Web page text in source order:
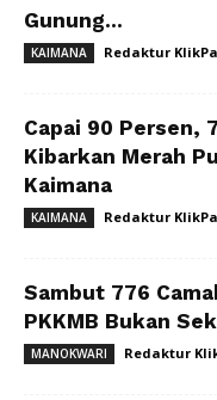
Gunung...
KAIMANA Redaktur
Capai 90 Persen,
Kibarkan Merah
Kaimana
KAIMANA Redaktur
Sambut 776
PKKMB Bukan
MANOKWARI Redaktur